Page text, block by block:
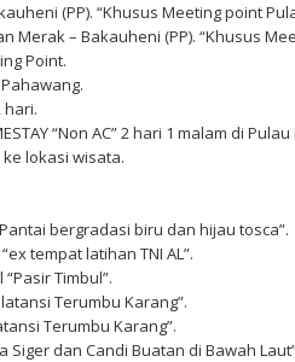
(PP). “Khusus Meeting point
Merak – Bakauheni (PP). “Khusus
Point.
hari.
“Non AC” 2 hari 1 malam di
lokasi wisata.
bergradasi biru dan hijau tosca”.
tempat latihan TNI AL”.
Timbul”.
Terumbu Karang”.
Terumbu Karang”.
Siger dan Candi Buatan di Bawah